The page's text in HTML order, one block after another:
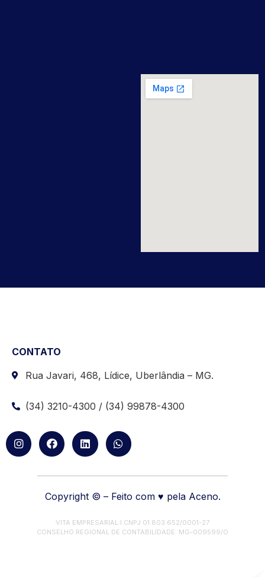
CONTATO
Rua Javari, 468, Lídice, Uberlândia – MG.
(34) 3210-4300 / (34) 99878-4300
Copyright © – Feito com ♥ pela Aceno.
VITA EMPRESARIAL I CNPJ 01.803.652/0001-27
CONSELHO REGIONAL DE CONTABILIDADE: MG-009599/O